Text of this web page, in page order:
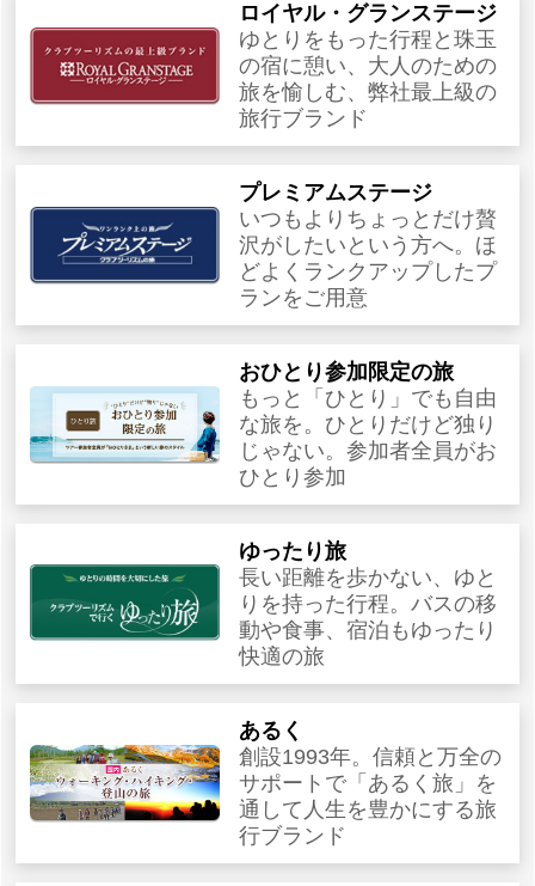
ロイヤル・グランステージ
ゆとりをもった行程と珠玉
の宿に憩い、大人のための
旅を愉しむ、弊社最上級の
旅行ブランド
プレミアムステージ
いつもよりちょっとだけ贅
沢がしたいという方へ。ほ
どよくランクアップしたプ
ランをご用意
おひとり参加限定の旅
もっと「ひとり」でも自由
な旅を。ひとりだけど独り
じゃない。参加者全員がお
ひとり参加
ゆったり旅
長い距離を歩かない、ゆと
りを持った行程。バスの移
動や食事、宿泊もゆったり
快適の旅
あるく
創設1993年。信頼と万全の
サポートで「あるく旅」を
通して人生を豊かにする旅
行ブランド